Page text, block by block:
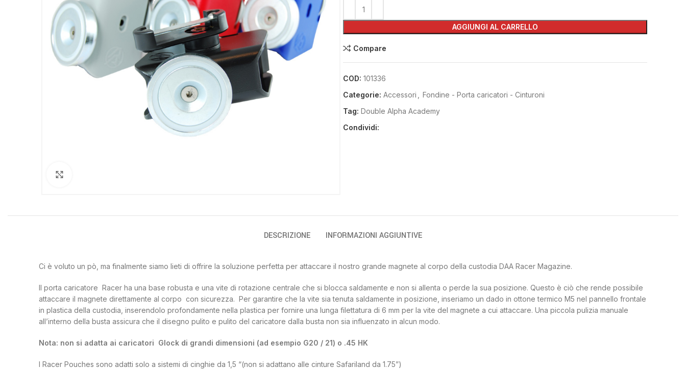
AGGIUNGI AL CARRELLO
Compare
COD: 101336
Categorie: Accessori
Fondine - Porta caricatori - Cinturoni
Tag: Double Alpha Academy
Condividi:
DESCRIZIONE INFORMAZIONI AGGIUNTIVE
Ci è voluto un pò, ma finalmente siamo lieti di offrire la soluzione perfetta per attaccare il nostro grande magnete al corpo della custodia DAA Racer Magazine.
Il porta caricatore Racer ha una base robusta e una vite di rotazione centrale che si blocca saldamente e non si allenta o perde la sua posizione. Questo è ciò che rende possibile
attaccare il magnete direttamente al corpo con sicurezza. Per garantire che la vite sia tenuta saldamente in posizione, inseriamo un dado in ottone termico M5 nel pannello frontale
in plastica della custodia, inserendolo profondamente nella plastica per fornire una lunga filettatura di 6 mm per la vite del magnete a cui attaccare. Una piccola pulizia manuale
all’interno della busta assicura che il disegno pulito e pulito del caricatore dalla busta non sia influenzato in alcun modo.
Nota: non si adatta ai caricatori Glock di grandi dimensioni (ad esempio G20 / 21) o .45 HK
I Racer Pouches sono adatti solo a sistemi di cinghie da 1,5 “(non si adattano alle cinture Safariland da 1.75”)